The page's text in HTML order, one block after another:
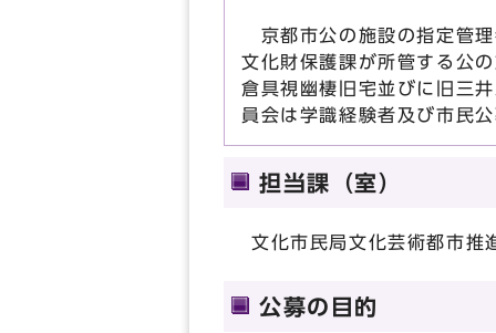
京都市公の施設の指定管
文化財保護課が所管する公
倉具視幽棲旧宅並びに旧三
員会は学識経験者及び市民
担当課（室）
文化市民局文化芸術都市推
公募の目的